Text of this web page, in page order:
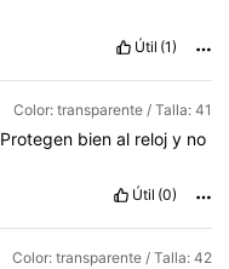
Útil (1)
Color: transparente / Talla: 41
Protegen bien al reloj y no
Útil (0)
Color: transparente / Talla: 42